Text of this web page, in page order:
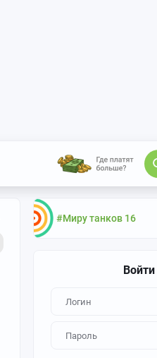
#Миру танков 16
Войти